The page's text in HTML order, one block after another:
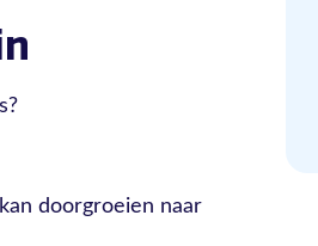
doorgroeien naar